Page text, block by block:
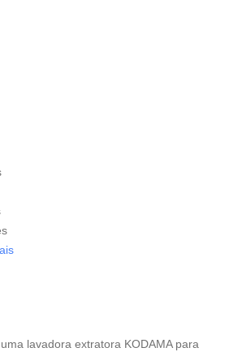
lavadora extratora KODAMA para